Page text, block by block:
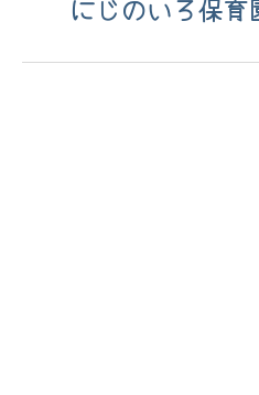
にじのいろ保育